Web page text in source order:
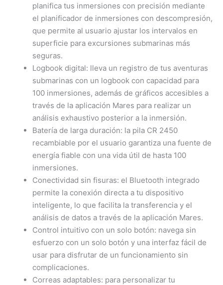
planifica tus inmersiones con precisión mediante
el planificador de inmersiones con descompresión,
que permite al usuario ajustar los intervalos en
superficie para excursiones submarinas más
seguras.
Logbook digital: lleva un registro de tus aventuras
submarinas con un logbook con capacidad para
100 inmersiones, además de gráficos accesibles a
través de la aplicación Mares para realizar un
análisis exhaustivo posterior a la inmersión.
Batería de larga duración: la pila CR 2450
recambiable por el usuario garantiza una fuente de
energía fiable con una vida útil de hasta 100
inmersiones.
Conectividad sin fisuras: el Bluetooth integrado
permite la conexión directa a tu dispositivo
inteligente, lo que facilita la transferencia y el
análisis de datos a través de la aplicación Mares.
Control intuitivo con un solo botón: navega sin
esfuerzo con un solo botón y una interfaz fácil de
usar para disfrutar de un funcionamiento sin
complicaciones.
Correas adaptables: para personalizar tu